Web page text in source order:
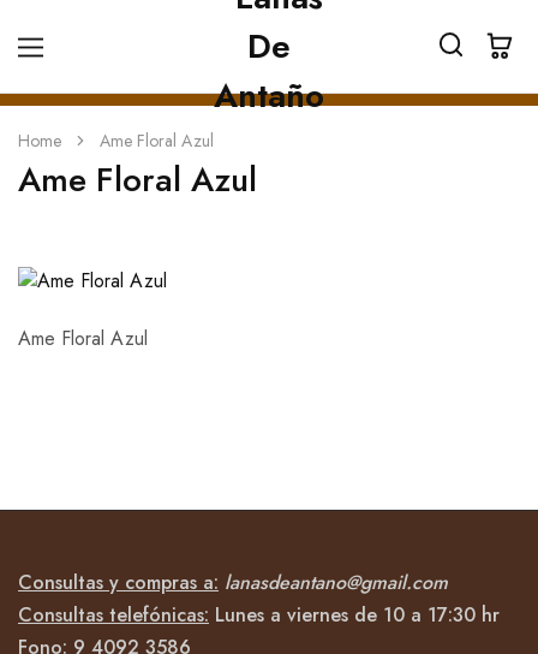
Home Ame Floral Azul
Ame Floral Azul
Ame Floral Azul
Consultas y compras a: lanasdeantano@gmail.com
Consultas telefónicas: Lunes a viernes de 10 a 17:30 hr
Fono: 9 4092 3586